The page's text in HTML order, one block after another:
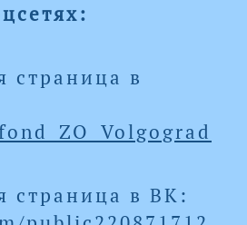
страница в
страница в ВК: